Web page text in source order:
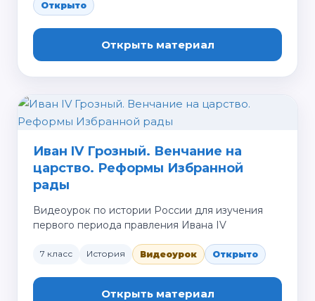
Открыто
Открыть материал
Иван IV Грозный. Венчание на
царство. Реформы Избранной
рады
Видеоурок по истории России для изучения
первого периода правления Ивана IV
7 класс История Видеоурок Открыто
Открыть материал